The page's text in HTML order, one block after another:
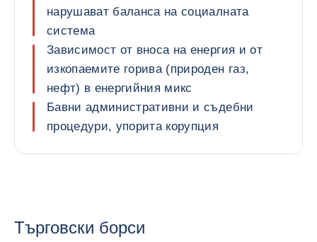
нарушават баланса на социалната
система
Зависимост от вноса на енергия и от
изкопаемите горива (природен газ,
нефт) в енергийния микс
Бавни административни и съдебни
процедури, упорита корупция
Търговски борси